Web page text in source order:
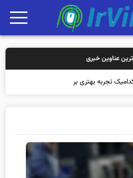
عناوین خبری
تجربه بهتری برای مشتریان ایجاد